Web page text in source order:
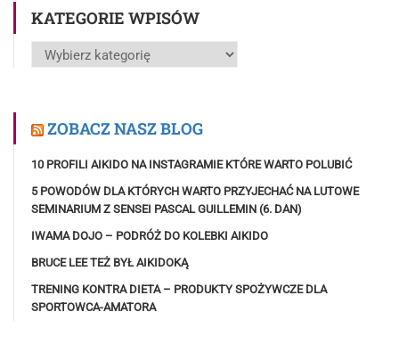
KATEGORIE WPISÓW
Kategorie
ZOBACZ NASZ BLOG
10 PROFILI AIKIDO NA INSTAGRAMIE KTÓRE WARTO POLUBIĆ
5 POWODÓW DLA KTÓRYCH WARTO PRZYJECHAĆ NA LUTOWE
SEMINARIUM Z SENSEI PASCAL GUILLEMIN (6. DAN)
IWAMA DOJO – PODRÓŻ DO KOLEBKI AIKIDO
BRUCE LEE TEŻ BYŁ AIKIDOKĄ
TRENING KONTRA DIETA – PRODUKTY SPOŻYWCZE DLA
SPORTOWCA-AMATORA